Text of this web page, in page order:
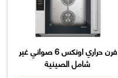
فرن حراري اونكس 6 صواني غير
شامل الصينية